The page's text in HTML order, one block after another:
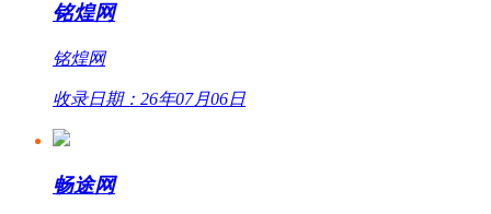
铭煌网
铭煌网
收录日期：26年07月06日
畅途网